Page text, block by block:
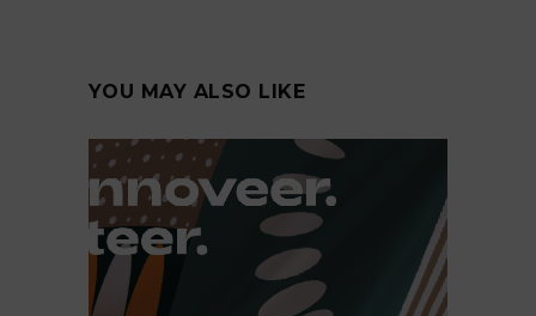
YOU MAY ALSO LIKE